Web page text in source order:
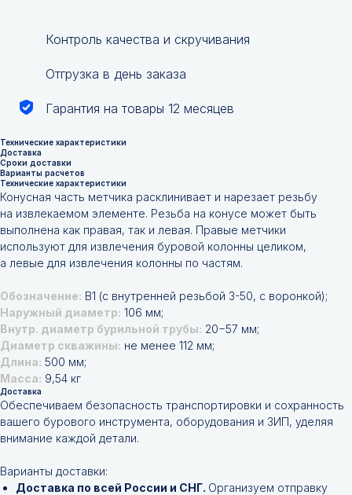
Контроль качества и скручивания
Отгрузка в день заказа
Гарантия на товары 12 месяцев
Технические характеристики
Доставка
Сроки доставки
Варианты расчетов
Технические характеристики
Конусная часть метчика расклинивает и нарезает резьбу
на извлекаемом элементе. Резьба на конусе может быть
выполнена как правая, так и левая. Правые метчики
используют для извлечения буровой колонны целиком,
а левые для извлечения колонны по частям.
Обозначение: В1 (с внутренней резьбой З-50, с воронкой);
Наружный диаметр: 106 мм;
Внутр. диаметр бурильной трубы: 20−57 мм;
Диаметр скважины: не менее 112 мм;
Длина: 500 мм;
Масса: 9,54 кг
Доставка
Обеспечиваем безопасность транспортировки и сохранность
вашего бурового инструмента, оборудования и ЗИП, уделяя
внимание каждой детали.
Варианты доставки:
Доставка по всей России и СНГ. Организуем отправку